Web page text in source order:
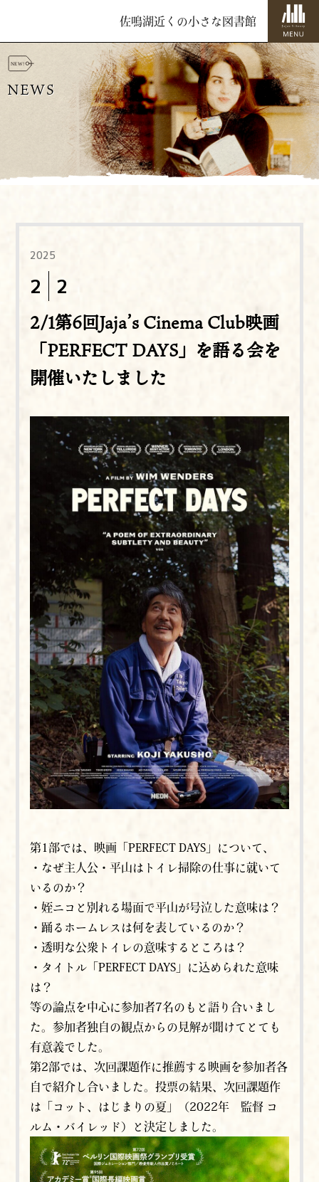
佐鳴湖近くの小さな図書館
NEWS
2025
2 2
2/1第6回Jaja’s Cinema Club映画
「PERFECT DAYS」を語る会を
開催いたしました
第1部では、映画「PERFECT DAYS」について、
・なぜ主人公・平山はトイレ掃除の仕事に就いて
いるのか？
・姪ニコと別れる場面で平山が号泣した意味は？
・踊るホームレスは何を表しているのか？
・透明な公衆トイレの意味するところは？
・タイトル「PERFECT DAYS」に込められた意味
は？
等の論点を中心に参加者7名のもと語り合いまし
た。参加者独自の観点からの見解が聞けてとても
有意義でした。
第2部では、次回課題作に推薦する映画を参加者各
自で紹介し合いました。投票の結果、次回課題作
は「コット、はじまりの夏」（2022年 監督 コ
ルム・バイレッド）と決定しました。